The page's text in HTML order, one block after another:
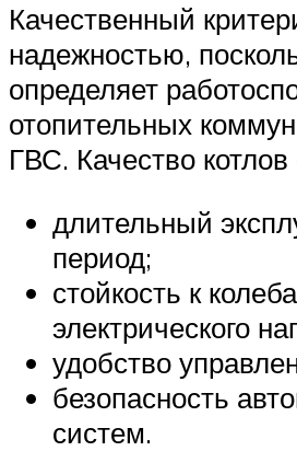
Качественный
надежностью,
определяет
отопительных
ГВС. Качество
длительный
период;
стойкость к
электрического
удобство
безопасность
систем.